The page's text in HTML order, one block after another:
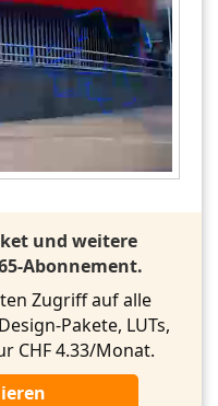
und weitere
Abonnement.
Zugriff auf alle
Pakete, LUTs,
CHF 4.33/Monat.